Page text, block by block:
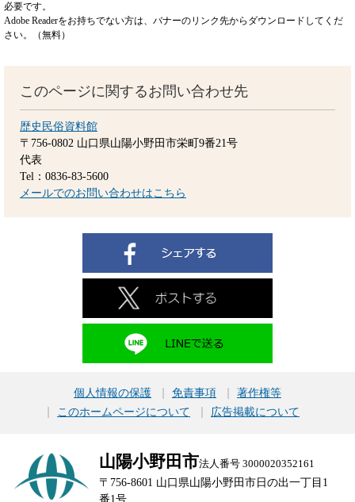
必要です。
Adobe Readerをお持ちでない方は、バナーのリンク先からダウンロードしてくだ
さい。（無料）
このページに関するお問い合わせ先
歴史民俗資料館
〒756-0802 山口県山陽小野田市栄町9番21号
代表
Tel：0836-83-5600
メールでのお問い合わせはこちら
個人情報の保護 免責事項
著作権等
このホームページについて
広告掲載について
山陽小野田市法人番号 3000020352161
〒756-8601 山口県山陽小野田市日の出一丁目1
番1号